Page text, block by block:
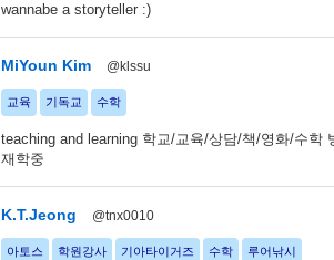
wannabe a storyteller :)
MiYoun Kim @klssu
교육 기독교 수학
teaching and learning 학교/교육/상담/책/영화/수학
재학중
K.T.Jeong @tnx0010
아토스 학원강사 기아타이거즈 수학 루어낚시